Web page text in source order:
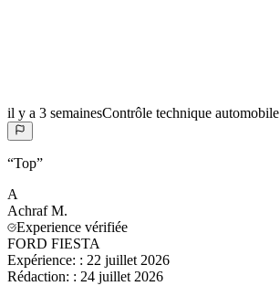
il y a 3 semainesContrôle technique automobile
“Top”
A
Achraf M.
Experience vérifiée
FORD FIESTA
Expérience: : 22 juillet 2026
Rédaction: : 24 juillet 2026